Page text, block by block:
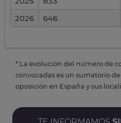
2026
646
* La evolución del número de
convocadas es un sumatorio
oposición en España y sus